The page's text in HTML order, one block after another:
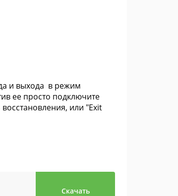
и выхода в режим
ее просто подключите
или "Exit
Скачать